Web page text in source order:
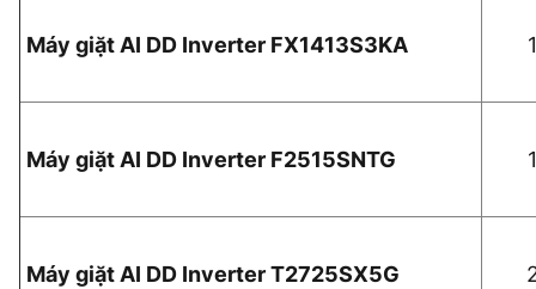
Máy giặt AI DD Inverter FX1413S3KA
Máy giặt AI DD Inverter F2515SNTG
Máy giặt AI DD Inverter T2725SX5G